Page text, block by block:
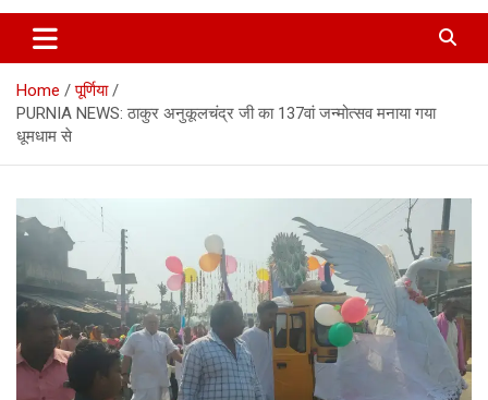
Home
पूर्णिया
PURNIA NEWS: ठाकुर अनुकूलचंद्र जी का 137वां जन्मोत्सव मनाया गया
धूमधाम से